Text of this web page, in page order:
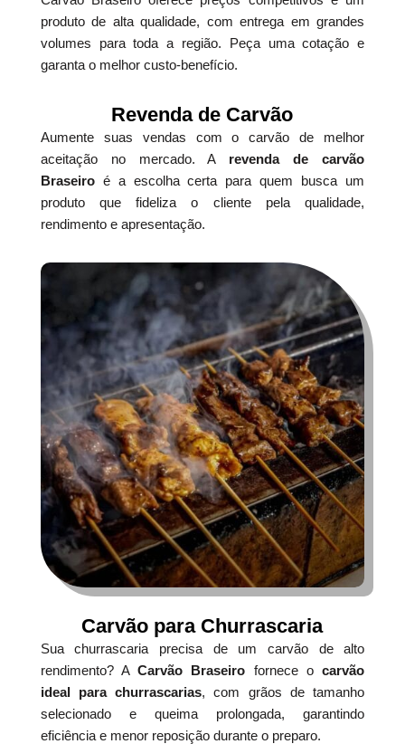
produto de alta qualidade, com entrega em grandes
volumes para toda a região. Peça uma cotação e
garanta o melhor custo-benefício.
Revenda de Carvão
Aumente suas vendas com o carvão de melhor
aceitação no mercado. A revenda de carvão
Braseiroé a escolha certa para quem busca um
produto que fideliza o cliente pela qualidade,
rendimento e apresentação.
Carvão para Churrascaria
Sua churrascaria precisa de um carvão de alto
rendimento? ACarvão Braseiro fornece ocarvão
ideal para churrascarias, com grãos de tamanho
selecionado e queima prolongada, garantindo
eficiência e menor reposição durante o preparo.